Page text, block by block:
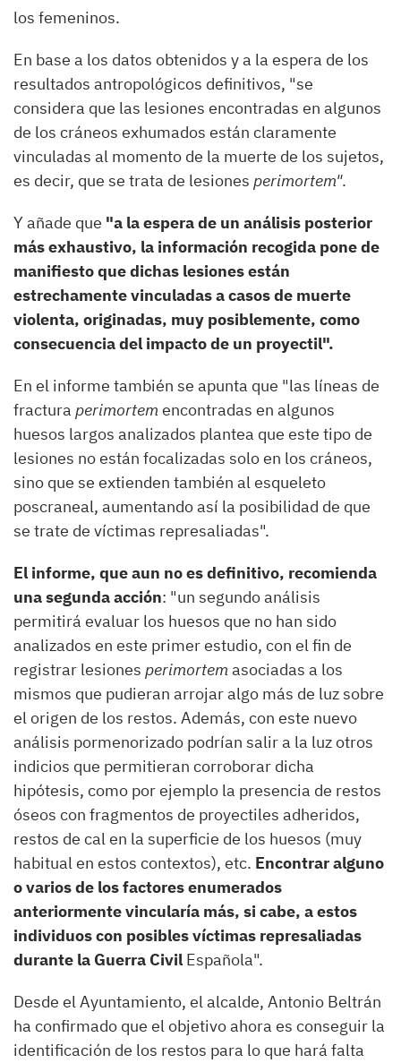
los femeninos.
En base a los datos obtenidos y a la espera de los
resultados antropológicos definitivos, "se
considera que las lesiones encontradas en algunos
de los cráneos exhumados están claramente
vinculadas al momento de la muerte de los sujetos,
es decir, que se trata de lesiones perimortem".
Y añade que "a la espera de un análisis posterior
más exhaustivo, la información recogida pone de
manifiesto que dichas lesiones están
estrechamente vinculadas a casos de muerte
violenta, originadas, muy posiblemente, como
consecuencia del impacto de un proyectil".
En el informe también se apunta que "las líneas de
fractura perimortemencontradas en algunos
huesos largos analizados plantea que este tipo de
lesiones no están focalizadas solo en los cráneos,
sino que se extienden también al esqueleto
poscraneal, aumentando así la posibilidad de que
se trate de víctimas represaliadas".
El informe, que aun no es definitivo, recomienda
una segunda acción: "un segundo análisis
permitirá evaluar los huesos que no han sido
analizados en este primer estudio, con el fin de
registrar lesiones perimortemasociadas a los
mismos que pudieran arrojar algo más de luz sobre
el origen de los restos. Además, con este nuevo
análisis pormenorizado podrían salir a la luz otros
indicios que permitieran corroborar dicha
hipótesis, como por ejemplo la presencia de restos
óseos con fragmentos de proyectiles adheridos,
restos de cal en la superficie de los huesos (muy
habitual en estos contextos), etc. Encontrar alguno
o varios de los factores enumerados
anteriormente vincularía más, si cabe, a estos
individuos con posibles víctimas represaliadas
durante la Guerra Civil Española".
Desde el Ayuntamiento, el alcalde, Antonio Beltrán
ha confirmado que el objetivo ahora es conseguir la
identificación de los restos para lo que hará falta